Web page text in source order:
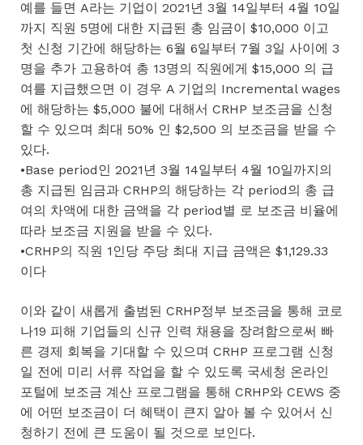
예를 들면 A라는 기업이 2021년 3월 14일부터 4월 10일
까지 직원 5명에 대한 지급된 총 임금이 $10,000 이고
첫 신청 기간에 해당하는 6월 6일부터 7월 3일 사이에 3
명을 추가 고용하여 총 13명의 직원에게 $15,000 의 급
여를 지급했으면 이 경우 A 기업의 Incremental wages
에 해당하는 $5,000 불에 대해서 CRHP 보조금을 신청
할 수 있으며 최대 50% 인 $2,500 의 보조금을 받을 수
있다.
•Base period인 2021년 3월 14일부터 4월 10일까지의
총 지급된 임금과 CRHP의 해당하는 각 period의 총 급
여의 차액에 대한 금액을 각 period별 로 보조금 비율에
따라 보조금 지원을 받을 수 있다.
•CRHP의 직원 1인당 주당 최대 지급 금액은 $1,129.33
이다
이와 같이 새롭게 출범된 CRHP정부 보조금을 통해 코로
나19 피해 기업들의 신규 인력 채용을 장려함으로써 빠
른 경제 회복을 기대할 수 있으며 CRHP 프로그램 신청
일 전에 미리 서류 작업을 할 수 있도록 국세청 온라인
포털에 보조금 계산 프로그램을 통해 CRHP와 CEWS 중
에 어떤 보조금이 더 혜택이 큰지 알아 볼 수 있어서 신
청하기 전에 큰 도움이 될 것으로 보인다.